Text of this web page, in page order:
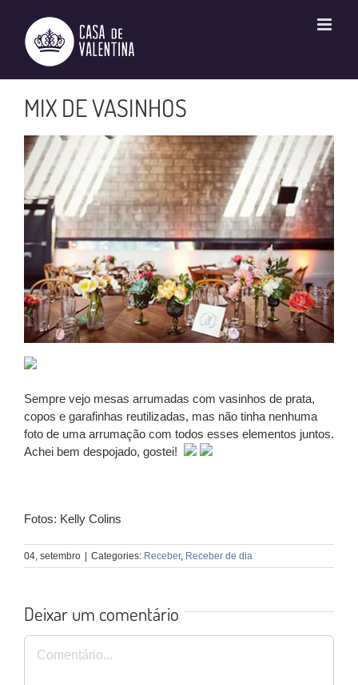
conteúdo
MIX DE VASINHOS
Sempre vejo mesas arrumadas com vasinhos de prata,
copos e garafinhas reutilizadas, mas não tinha nenhuma
foto de uma arrumação com todos esses elementos juntos.
Achei bem despojado, gostei!
Fotos: Kelly Colins
04, setembro Categories: Receber, Receber de dia
Deixar um comentário
Comentário